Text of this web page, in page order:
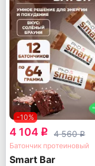
-10%
4 104 q 4 560q
Батончик протеиновый
Smart Bar